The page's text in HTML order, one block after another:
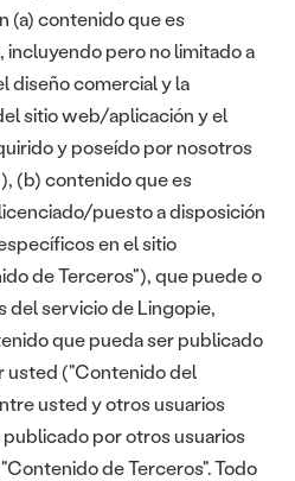
(a) contenido que es
incluyendo pero no limitado a
diseño comercial y la
sitio web/aplicación y el
y poseído por nosotros
(b) contenido que es
puesto a disposición
en el sitio
de Terceros"), que puede o
del servicio de Lingopie,
que pueda ser publicado
usted ("Contenido del
usted y otros usuarios
por otros usuarios
de Terceros". Todo